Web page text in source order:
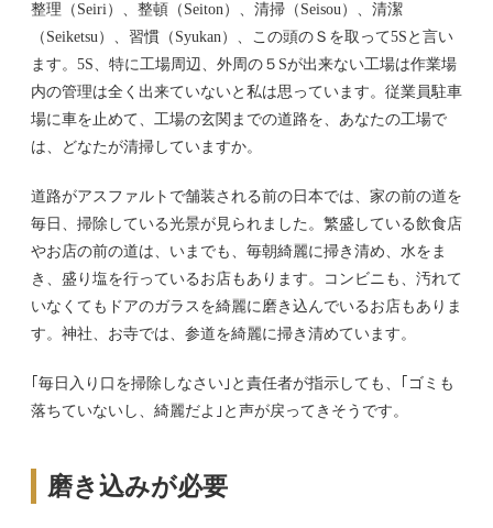
整理（Seiri）、整頓（Seiton）、清掃（Seisou）、清潔
（Seiketsu）、習慣（Syukan）、この頭のＳを取って5Sと言い
ます。5S、特に工場周辺、外周の５Sが出来ない工場は作業場
内の管理は全く出来ていないと私は思っています。従業員駐車
場に車を止めて、工場の玄関までの道路を、あなたの工場で
は、どなたが清掃していますか。
道路がアスファルトで舗装される前の日本では、家の前の道を
毎日、掃除している光景が見られました。繁盛している飲食店
やお店の前の道は、いまでも、毎朝綺麗に掃き清め、水をま
き、盛り塩を行っているお店もあります。コンビニも、汚れて
いなくてもドアのガラスを綺麗に磨き込んでいるお店もありま
す。神社、お寺では、参道を綺麗に掃き清めています。
｢毎日入り口を掃除しなさい｣と責任者が指示しても、｢ゴミも
落ちていないし、綺麗だよ｣と声が戻ってきそうです。
磨き込みが必要